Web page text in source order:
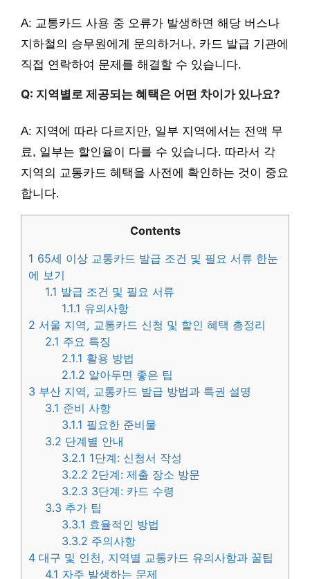
A: 교통카드 사용 중 오류가 발생하면 해당 버스나
지하철의 승무원에게 문의하거나, 카드 발급 기관에
직접 연락하여 문제를 해결할 수 있습니다.
Q: 지역별로 제공되는 혜택은 어떤 차이가 있나요?
A: 지역에 따라 다르지만, 일부 지역에서는 전액 무
료, 일부는 할인율이 다를 수 있습니다. 따라서 각
지역의 교통카드 혜택을 사전에 확인하는 것이 중요
합니다.
Contents
1 65세 이상 교통카드 발급 조건 및 필요 서류 한눈
에 보기
1.1 발급 조건 및 필요 서류
1.1.1 유의사항
2 서울 지역, 교통카드 신청 및 할인 혜택 총정리
2.1 주요 특징
2.1.1 활용 방법
2.1.2 알아두면 좋은 팁
3 부산 지역, 교통카드 발급 방법과 특권 설명
3.1 준비 사항
3.1.1 필요한 준비물
3.2 단계별 안내
3.2.1 1단계: 신청서 작성
3.2.2 2단계: 제출 장소 방문
3.2.3 3단계: 카드 수령
3.3 추가 팁
3.3.1 효율적인 방법
3.3.2 주의사항
4 대구 및 인천, 지역별 교통카드 유의사항과 꿀팁
4.1 자주 발생하는 문제